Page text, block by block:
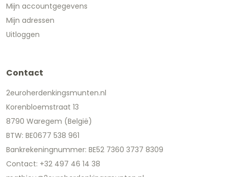
Mijn accountgegevens
Mijn adressen
Uitloggen
Contact
2euroherdenkingsmunten.nl
Korenbloemstraat 13
8790 Waregem (België)
BTW: BE0677 538 961
Bankrekeningnummer: BE52 7360 3737 8309
Contact: +32 497 46 14 38